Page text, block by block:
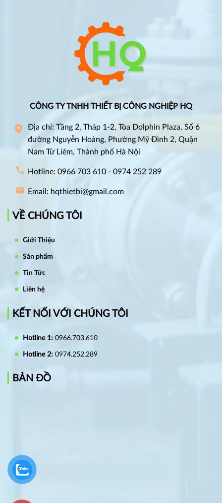
CÔNG TY TNHH THIẾT BỊ CÔNG NGHIỆP HQ
Địa chỉ: Tầng 2, Tháp 1-2, Tòa Dolphin Plaza, Số 6
đường Nguyễn Hoàng, Phường Mỹ Đình 2, Quận
Nam Từ Liêm, Thành phố Hà Nội
Hotline: 0966 703 610 - 0974 252 289
Email: hqthietbi@gmail.com
VỀ CHÚNG TÔI
Giới Thiệu
Sản phẩm
Tin Tức
Liên hệ
KẾT NỐI VỚI CHÚNG TÔI
Hotline 1: 0966.703.610
Hotline 2: 0974.252.289
BẢN ĐỒ